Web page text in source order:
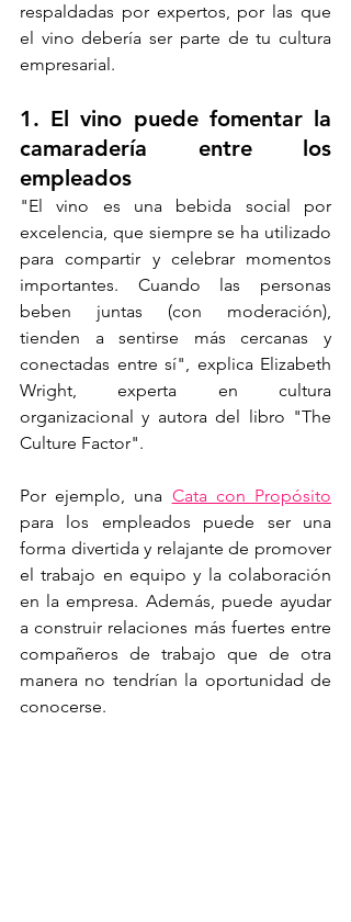
respaldadas por expertos, por las que
el vino debería ser parte de tu cultura
empresarial.
1. El vino puede fomentar la
camaradería entre los
empleados
"El vino es una bebida social por
excelencia, que siempre se ha utilizado
para compartir y celebrar momentos
importantes. Cuando las personas
beben juntas (con moderación),
tienden a sentirse más cercanas y
conectadas entre sí", explica Elizabeth
Wright, experta en cultura
organizacional y autora del libro "The
Culture Factor".
Por ejemplo, una Cata con Propósito
para los empleados puede ser una
forma divertida y relajante de promover
el trabajo en equipo y la colaboración
en la empresa. Además, puede ayudar
a construir relaciones más fuertes entre
compañeros de trabajo que de otra
manera no tendrían la oportunidad de
conocerse.